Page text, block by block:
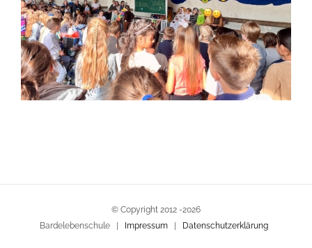
© Copyright 2012 -2026
Bardelebenschule | Impressum | Datenschutzerklärung